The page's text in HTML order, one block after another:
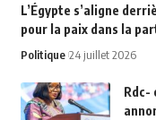
L’Égypte s’aligne
pour la paix dans la
Politique 24 juillet 2026
Rdc-